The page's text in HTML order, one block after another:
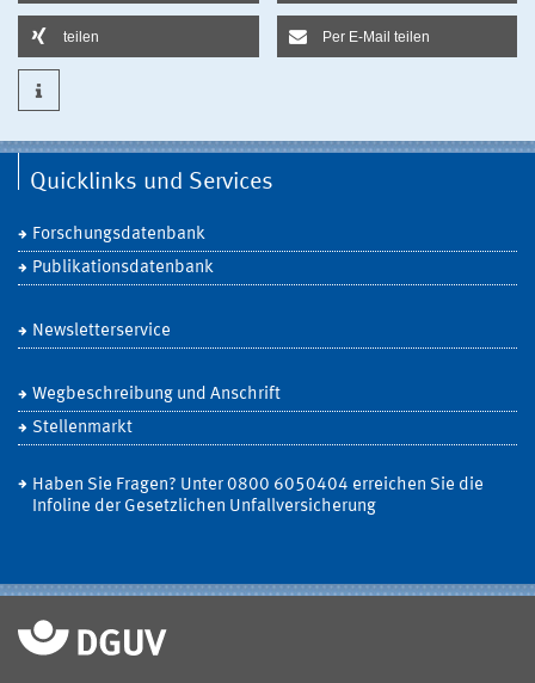
teilen Per E-Mail teilen
Quicklinks und Services
Forschungsdatenbank
Publikationsdatenbank
Newsletterservice
Wegbeschreibung und Anschrift
Stellenmarkt
Haben Sie Fragen? Unter 0800 6050404 erreichen Sie die
Infoline der Gesetzlichen Unfallversicherung